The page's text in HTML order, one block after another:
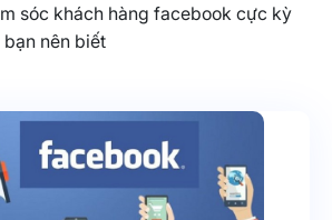
sóc khách hàng facebook cực kỳ
bạn nên biết